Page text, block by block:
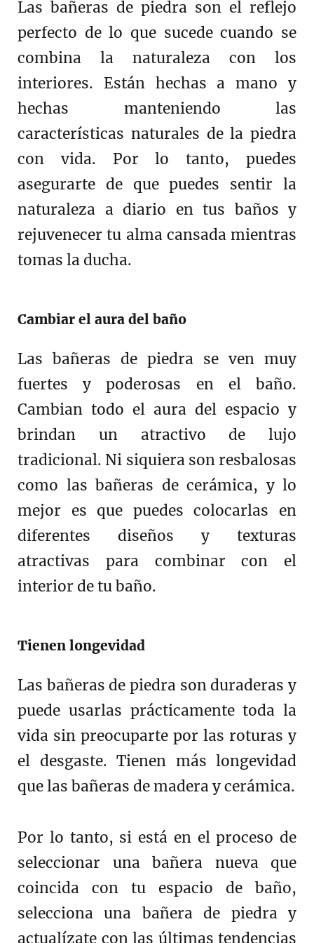
Las bañeras de piedra son el reflejo
perfecto de lo que sucede cuando se
combina la naturaleza con los
interiores. Están hechas a mano y
hechas manteniendo las
características naturales de la piedra
con vida. Por lo tanto, puedes
asegurarte de que puedes sentir la
naturaleza a diario en tus baños y
rejuvenecer tu alma cansada mientras
tomas la ducha.
Cambiar el aura del baño
Las bañeras de piedra se ven muy
fuertes y poderosas en el baño.
Cambian todo el aura del espacio y
brindan un atractivo de lujo
tradicional. Ni siquiera son resbalosas
como las bañeras de cerámica, y lo
mejor es que puedes colocarlas en
diferentes diseños y texturas
atractivas para combinar con el
interior de tu baño.
Tienen longevidad
Las bañeras de piedra son duraderas y
puede usarlas prácticamente toda la
vida sin preocuparte por las roturas y
el desgaste. Tienen más longevidad
que las bañeras de madera y cerámica.
Por lo tanto, si está en el proceso de
seleccionar una bañera nueva que
coincida con tu espacio de baño,
selecciona una bañera de piedra y
actualízate con las últimas tendencias